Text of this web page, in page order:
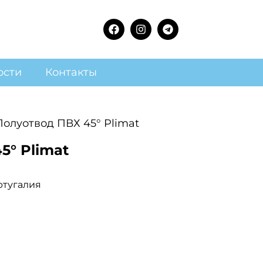
Контакты
ПВХ 45° Plimat
Plimat